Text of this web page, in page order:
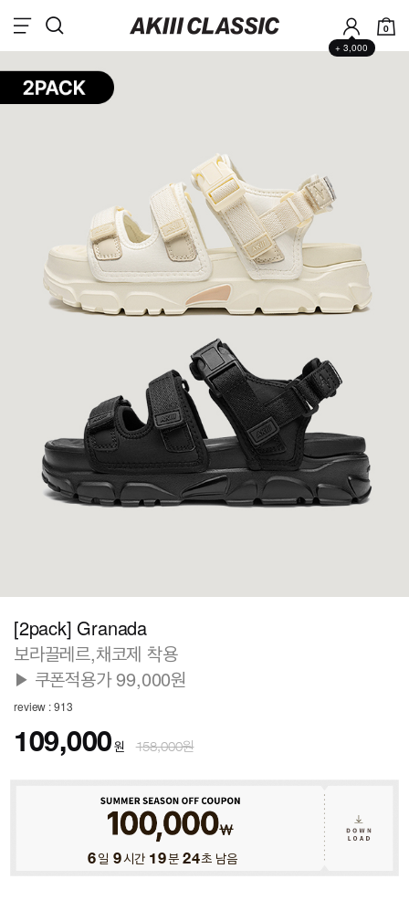
+ 3,000
0
[2pack] Granada
보라끌레르,채코제 착용
▶ 쿠폰적용가 99,000원
review : 913
109,000원 158,000원
6일 9시간 19분 21초 남음